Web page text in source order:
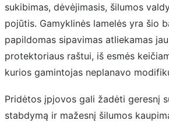
sukibimas, dėvėjimasis, šilumos
pojūtis. Gamyklinės lamelės yra šio
papildomas sipavimas atliekamas
protektoriaus raštui, iš esmės
kurios gamintojas neplanavo
Pridėtos įpjovos gali žadėti geresnį
stabdymą ir mažesnį šilumos